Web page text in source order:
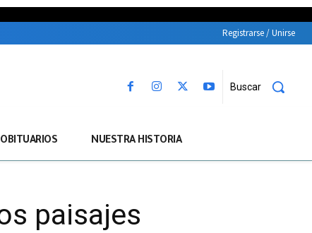
Registrarse / Unirse
Buscar
OBITUARIOS NUESTRA HISTORIA
paisajes